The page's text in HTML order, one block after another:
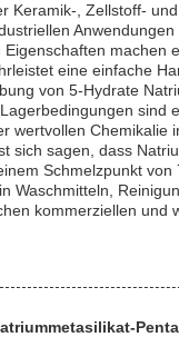
Keramik-, Zellstoff-
machen
eine einfache
von 5-Hydrate
sind
wertvollen Chemikalie
sich sagen, dass
Schmelzpunkt
Waschmitteln,
kommerziellen und